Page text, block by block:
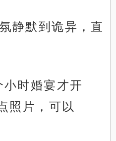
静默到诡异，直
小时婚宴才开
照片，可以